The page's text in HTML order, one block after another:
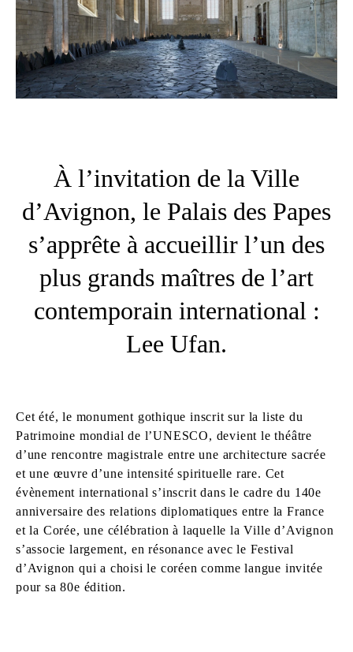
À l’invitation de la Ville
d’Avignon, le Palais des Papes
s’apprête à accueillir l’un des
plus grands maîtres de l’art
contemporain international :
Lee Ufan.
Cet été, le monument gothique inscrit sur la liste du
Patrimoine mondial de l’UNESCO, devient le théâtre
d’une rencontre magistrale entre une architecture sacrée
et une œuvre d’une intensité spirituelle rare. Cet
évènement international s’inscrit dans le cadre du 140e
anniversaire des relations diplomatiques entre la France
et la Corée, une célébration à laquelle la Ville d’Avignon
s’associe largement, en résonance avec le Festival
d’Avignon qui a choisi le coréen comme langue invitée
pour sa 80e édition.